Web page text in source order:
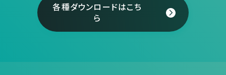
各種ダウンロードはこち
ら